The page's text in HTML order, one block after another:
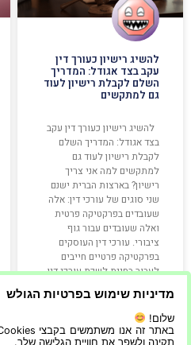
להשיג רישיון כעורך דין
עקב בצד אגודל: המדריך
השלם לקבלת רישיון לעוד
גם למתקשים
להשיג רישיון כעורך דין עקב
בצד אגודל: המדריך השלם
לקבלת רישיון לעוד גם
למתקשים למה אני צריך
רישיון? בארצות הברית ישנם
שני סוגים של עורכי דין: אלה
שעובדים בפרקטיקה פרטית
ואלה שעובדים עבור גוף
ציבורי. עורכי דין העוסקים
בפרקטיקה פרטיים חייבים
לעבור בחינת לשכת עורכי דין
קרא עוד »
מדיניות שימוש בפרטיות הגולש
שלום!
תקינה ולשפר את חוויית הגלישה שלך.